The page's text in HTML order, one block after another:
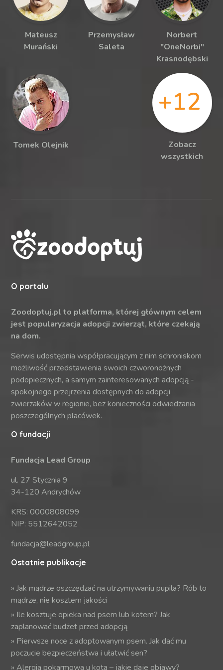
Mateusz
Murański
Przemysław
Saleta
Norbert
"OneNorbi"
Krasnodębski
Tomek Olejnik
+12
Zobacz
wszystkich
O portalu
Zoodoptuj.pl to platforma, której głównym celem
jest popularyzacja adopcji zwierząt, które czekają
na dom.
Serwis udostępnia współpracującym z nim schroniskom
możliwość przedstawienia swoich czworonożnych
podopiecznych, a samym zainteresowanych adopcją -
spokojnego przejrzenia dostępnych do adopcji
zwierzaków w regionie, bez konieczności odwiedzania
poszczególnych placówek.
O fundacji
Fundacja Lead Group
ul. 27 Stycznia 9
34-120 Andrychów
KRS: 0000808099
NIP: 5512642052
fundacja@leadgroup.pl
Ostatnie publikacje
»Jak mądrze oszczędzać na utrzymywaniu pupila? Rób to
mądrze, nie kosztem jakości
» Ile kosztuje opieka nad psem lub kotem? Jak
zaplanować budżet przed adopcją
» Pierwsze noce z adoptowanym psem. Jak dać mu
poczucie bezpieczeństwa i ułatwić sen?
»Alergia pokarmowa u kota – jakie daje objawy?